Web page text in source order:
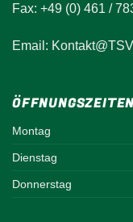
Fax: +49 (0) 461 /
Email:
Montag
Dienstag
Donnerstag